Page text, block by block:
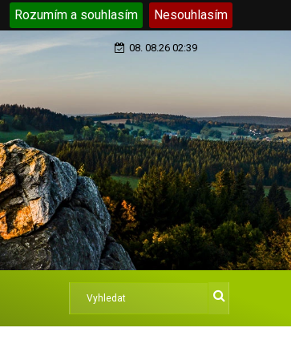
Rozumím a souhlasím Nesouhlasím
08. 08.26 02:39